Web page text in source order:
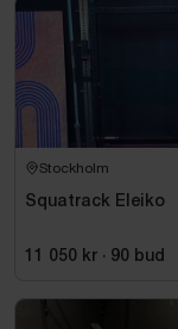
Stockholm
Squatrack Eleiko
11 050 kr · 90 bud